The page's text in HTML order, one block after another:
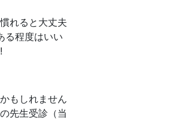
れると大丈夫
る程度はいい
もしれません
先生受診（当